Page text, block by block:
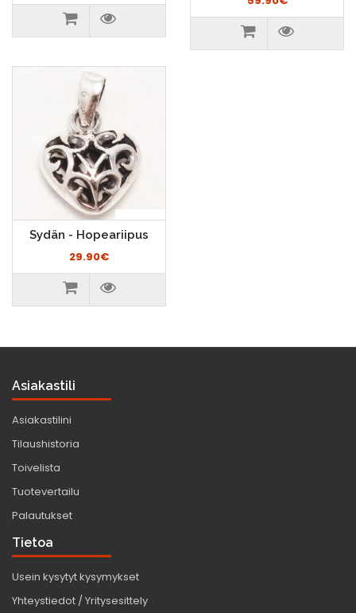
Sydän - Hopeariipus
29.90€
Asiakastili
Asiakastilini
Tilaushistoria
Toivelista
Tuotevertailu
Palautukset
Tietoa
Usein kysytyt kysymykset
Yhteystiedot / Yritysesittely